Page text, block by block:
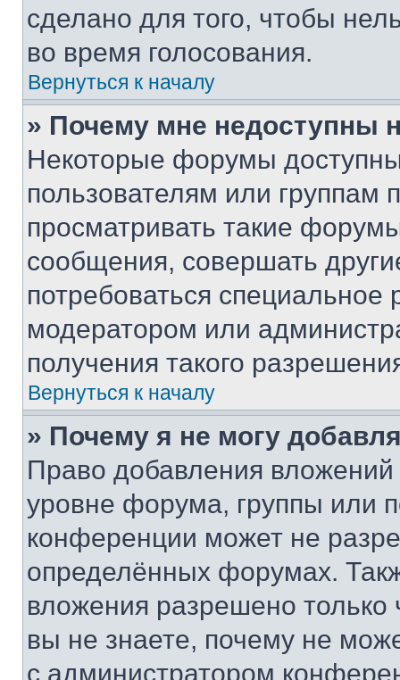
сделано для того, чтобы
во время голосования.
Вернуться к началу
» Почему мне недоступны
Некоторые форумы
пользователям или группам
просматривать такие
сообщения, совершать
потребоваться
модератором или
получения такого
Вернуться к началу
» Почему я не могу
Право добавления
уровне форума, группы или
конференции может не
определённых форумах.
вложения разрешено
вы не знаете, почему не
с администратором